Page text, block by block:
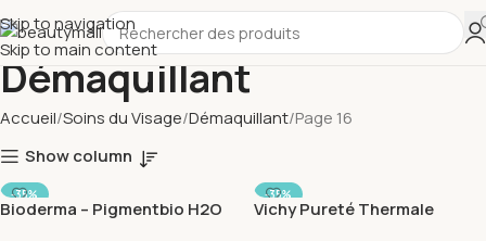
Skip to navigation
Skip to main content
Démaquillant
Accueil Soins du Visage Démaquillant Page 16
Show column
-35%
Bioderma – Pigmentbio H2O
-35%
SOLD OUT
Vichy Pureté Thermale